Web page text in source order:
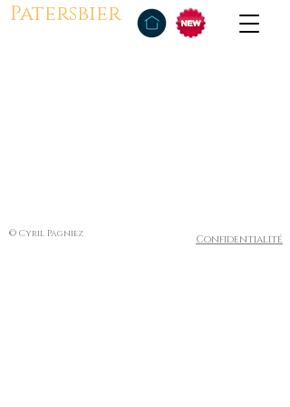
Patersbier
© Cyril Pagniez Confidentialité